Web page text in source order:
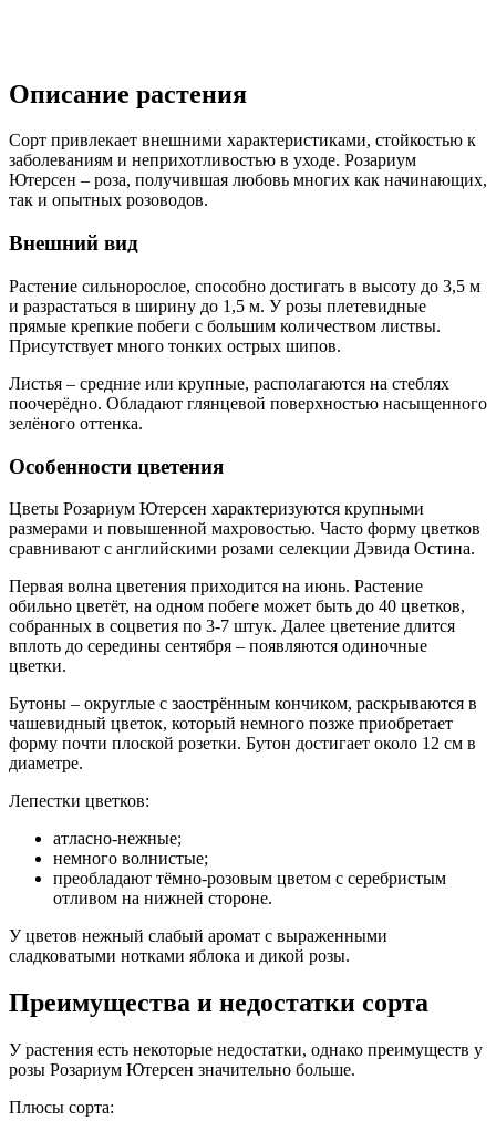
Описание растения
Сорт привлекает внешними характеристиками, стойкостью к
заболеваниям и неприхотливостью в уходе. Розариум
Ютерсен – роза, получившая любовь многих как начинающих,
так и опытных розоводов.
Внешний вид
Растение сильнорослое, способно достигать в высоту до 3,5 м
и разрастаться в ширину до 1,5 м. У розы плетевидные
прямые крепкие побеги с большим количеством листвы.
Присутствует много тонких острых шипов.
Листья – средние или крупные, располагаются на стеблях
поочерёдно. Обладают глянцевой поверхностью насыщенного
зелёного оттенка.
Особенности цветения
Цветы Розариум Ютерсен характеризуются крупными
размерами и повышенной махровостью. Часто форму цветков
сравнивают с английскими розами селекции Дэвида Остина.
Первая волна цветения приходится на июнь. Растение
обильно цветёт, на одном побеге может быть до 40 цветков,
собранных в соцветия по 3-7 штук. Далее цветение длится
вплоть до середины сентября – появляются одиночные
цветки.
Бутоны – округлые с заострённым кончиком, раскрываются в
чашевидный цветок, который немного позже приобретает
форму почти плоской розетки. Бутон достигает около 12 см в
диаметре.
Лепестки цветков:
атласно-нежные;
немного волнистые;
преобладают тёмно-розовым цветом с серебристым
отливом на нижней стороне.
У цветов нежный слабый аромат с выраженными
сладковатыми нотками яблока и дикой розы.
Преимущества и недостатки сорта
У растения есть некоторые недостатки, однако преимуществ у
розы Розариум Ютерсен значительно больше.
Плюсы сорта: